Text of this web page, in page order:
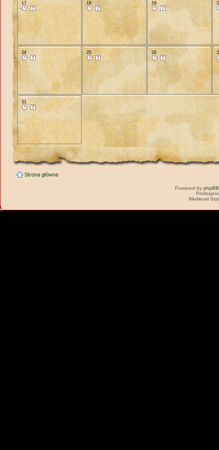
17 18 19
24 25 26
31
Strona główna
Powered by phpBB
Medieval